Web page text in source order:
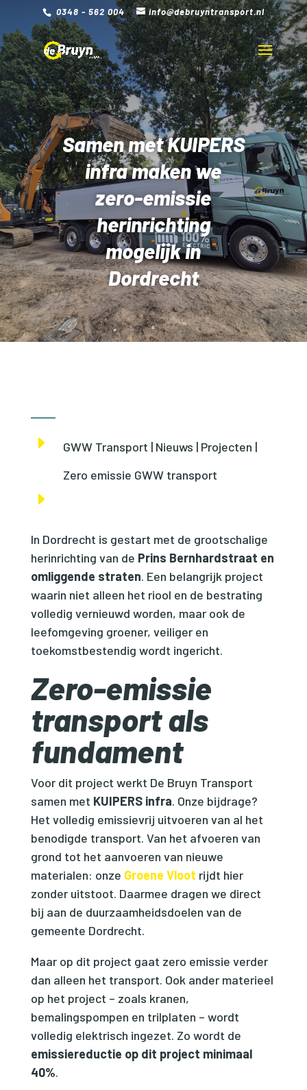
0348 - 562 004 info@debruyntransport.nl
Samen met KUIPERS
infra maken we
zero-emissie
herinrichting
mogelijk in
Dordrecht
E
GWW Transport | Nieuws | Projecten |
Zero emissie GWW transport
E
In Dordrecht is gestart met de grootschalige
herinrichting van de Prins Bernhardstraat en
omliggende straten. Een belangrijk project
waarin niet alleen het riool en de bestrating
volledig vernieuwd worden, maar ook de
leefomgeving groener, veiliger en
toekomstbestendig wordt ingericht.
Zero-emissie
transport als
fundament
Voor dit project werkt De Bruyn Transport
samen met KUIPERS infra. Onze bijdrage?
Het volledig emissievrij uitvoeren van al het
benodigde transport. Van het afvoeren van
grond tot het aanvoeren van nieuwe
materialen: onze Groene Vloot rijdt hier
zonder uitstoot. Daarmee dragen we direct
bij aan de duurzaamheidsdoelen van de
gemeente Dordrecht.
Maar op dit project gaat zero emissie verder
dan alleen het transport. Ook ander materieel
op het project – zoals kranen,
bemalingspompen en trilplaten – wordt
volledig elektrisch ingezet. Zo wordt de
emissiereductie op dit project minimaal
40%.